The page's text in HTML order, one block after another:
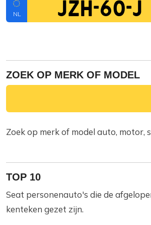
NL
ZOEK OP MERK OF MODEL
Zoek op merk of model auto, motor,
TOP 10
Seat personenauto's die de
kenteken gezet zijn.